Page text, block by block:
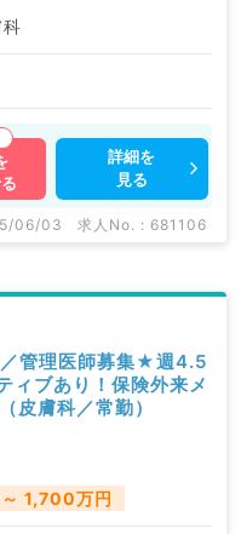
詳細を
見る
06/03 求人No. : 681106
管理医師募集★週4.5
ィブあり！保険外来メ
皮膚科／常勤）
1,700万円